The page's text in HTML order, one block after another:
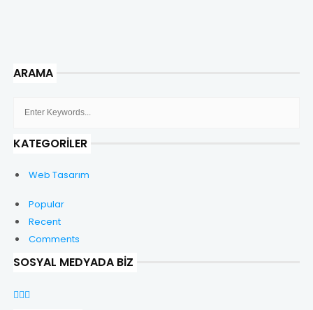
ARAMA
KATEGORILER
Web Tasarım
Popular
Recent
Comments
SOSYAL MEDYADA BIZ